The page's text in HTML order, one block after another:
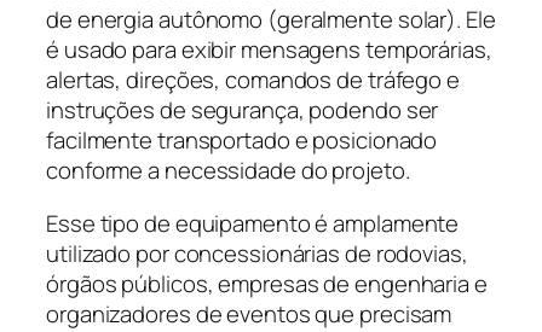
de energia autônomo (geralmente solar). Ele
é usado para exibir mensagens temporárias,
alertas, direções, comandos de tráfego e
instruções de segurança, podendo ser
facilmente transportado e posicionado
conforme a necessidade do projeto.
Esse tipo de equipamento é amplamente
utilizado por concessionárias de rodovias,
órgãos públicos, empresas de engenharia e
organizadores de eventos que precisam